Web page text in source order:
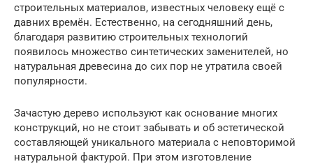
строительных материалов, известных человеку ещё с
давних времён. Естественно, на сегодняшний день,
благодаря развитию строительных технологий
появилось множество синтетических заменителей, но
натуральная древесина до сих пор не утратила своей
популярности.
Зачастую дерево используют как основание многих
конструкций, но не стоит забывать и об эстетической
составляющей уникального материала с неповторимой
натуральной фактурой. При этом изготовление